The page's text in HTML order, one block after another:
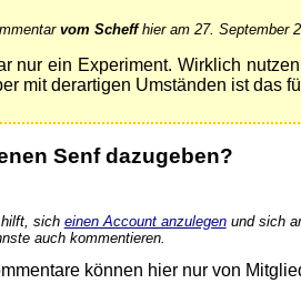
vom Scheffhier am 27. September
nur ein Experiment. Wirklich
mit derartigen Umständen ist das
Senf dazugeben?
sich einen Account anzulegenund sich
auch kommentieren.
können hier nur von